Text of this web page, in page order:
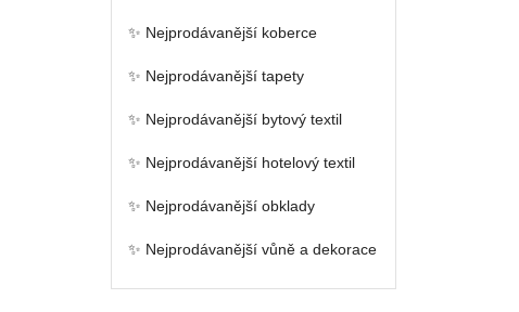
✨ Nejprodávanější koberce
✨ Nejprodávanější tapety
✨ Nejprodávanější bytový textil
✨ Nejprodávanější hotelový textil
✨ Nejprodávanější obklady
✨ Nejprodávanější vůně a dekorace